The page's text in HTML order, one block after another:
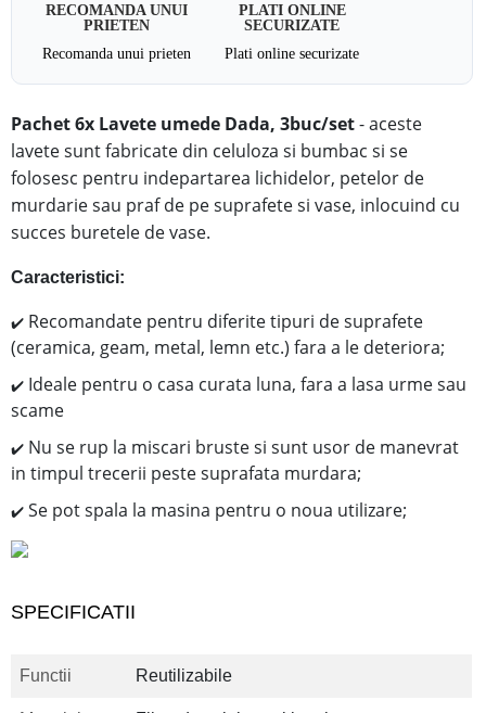
RECOMANDA UNUI
PRIETEN
Recomanda unui prieten
PLATI ONLINE
SECURIZATE
Plati online securizate
Pachet 6x Lavete umede Dada, 3buc/set- aceste
lavete sunt fabricate din celuloza si bumbac si se
folosesc pentru indepartarea lichidelor, petelor de
murdarie sau praf de pe suprafete si vase, inlocuind cu
succes buretele de vase.
Caracteristici:
✔️ Recomandate pentru diferite tipuri de suprafete
(ceramica, geam, metal, lemn etc.) fara a le deteriora;
✔️ Ideale pentru o casa curata luna, fara a lasa urme sau
scame
✔️ Nu se rup la miscari bruste si sunt usor de manevrat
in timpul trecerii peste suprafata murdara;
✔️ Se pot spala la masina pentru o noua utilizare;
SPECIFICATII
Functii Reutilizabile